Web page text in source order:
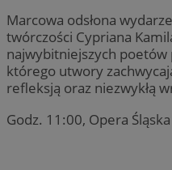
Marcowa odsłona
twórczości Cypriana
najwybitniejszych
którego utwory
refleksją oraz niezwykłą
Godz. 11:00, Opera Śląska